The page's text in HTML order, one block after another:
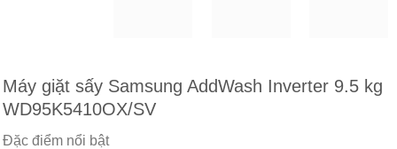
Máy giặt sấy Samsung AddWash Inverter 9.5 kg
WD95K5410OX/SV
Đặc điểm nổi bật